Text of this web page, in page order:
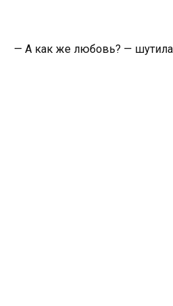
— А как же любовь? —